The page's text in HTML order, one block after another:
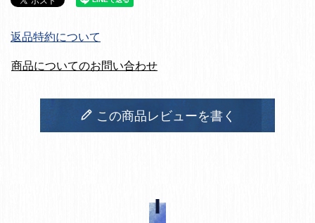
返品特約について
商品についてのお問い合わせ
この商品レビューを書く